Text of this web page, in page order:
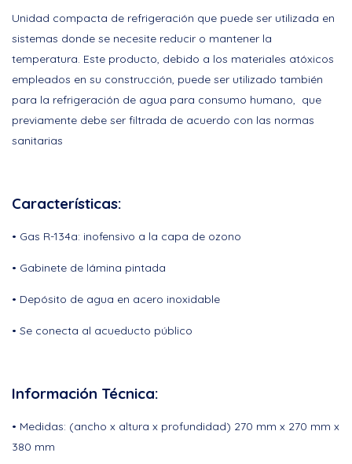
Unidad compacta de refrigeración que puede ser utilizada en
sistemas donde se necesite reducir o mantener la
temperatura. Este producto, debido a los materiales atóxicos
empleados en su construcción, puede ser utilizado también
para la refrigeración de agua para consumo humano, que
previamente debe ser filtrada de acuerdo con las normas
sanitarias
Características:
• Gas R-134a: inofensivo a la capa de ozono
• Gabinete de lámina pintada
• Depósito de agua en acero inoxidable
• Se conecta al acueducto público
Información Técnica:
• Medidas: (ancho x altura x profundidad) 270 mm x 270 mm x
380 mm